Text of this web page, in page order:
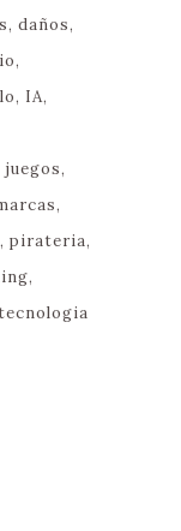
daños
IA
juegos
pirateria